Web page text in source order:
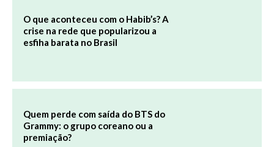
O que aconteceu com o Habib’s? A
crise na rede que popularizou a
esfiha barata no Brasil
Quem perde com saída do BTS do
Grammy: o grupo coreano ou a
premiação?